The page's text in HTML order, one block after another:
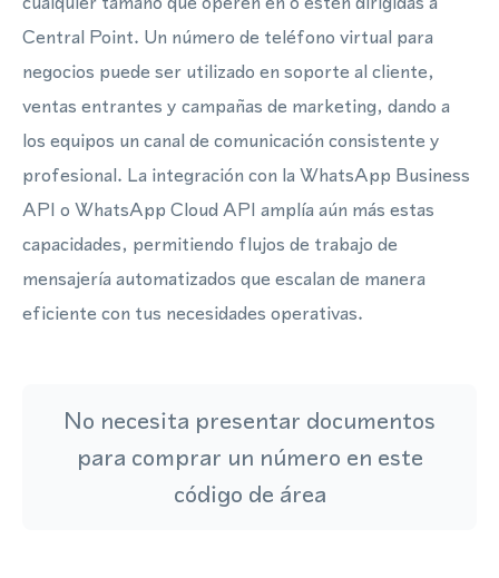
Central Point. Un número de teléfono virtual para
negocios puede ser utilizado en soporte al cliente,
ventas entrantes y campañas de marketing, dando a
los equipos un canal de comunicación consistente y
profesional. La integración con la WhatsApp Business
API o WhatsApp Cloud API amplía aún más estas
capacidades, permitiendo flujos de trabajo de
mensajería automatizados que escalan de manera
eficiente con tus necesidades operativas.
No necesita presentar documentos
para comprar un número en este
código de área